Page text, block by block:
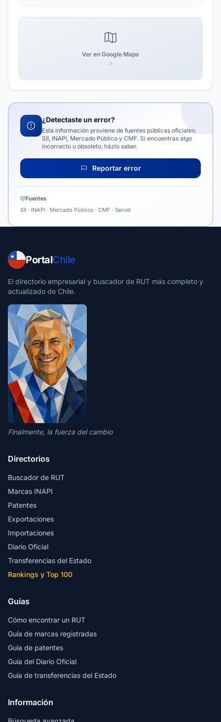
Ver en Google Maps
¿Detectaste un error?
Esta información proviene de fuentes públicas oficiales:
SII, INAPI, Mercado Público y CMF. Si encuentras algo
incorrecto u obsoleto, házlo saber.
Reportar error
Fuentes
SII · INAPI · Mercado Público · CMF · Servel
PortalChile
El directorio empresarial y buscador de RUT más completo y
actualizado de Chile.
Finalmente, la fuerza del cambio
Directorios
Buscador de RUT
Marcas INAPI
Patentes
Exportaciones
Importaciones
Diario Oficial
Transferencias del Estado
Rankings y Top 100
Guías
Cómo encontrar un RUT
Guía de marcas registradas
Guía de patentes
Guía del Diario Oficial
Guía de transferencias del Estado
Información